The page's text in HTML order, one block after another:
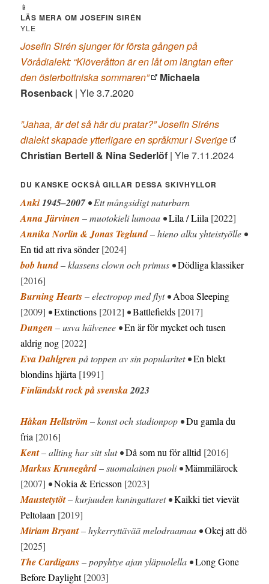
📱
LÄS MERA OM JOSEFIN SIRÉN
YLE
Josefin Sirén sjunger för första gången på
Vörådialekt: “Klöveråtton är en låt om längtan efter
den österbottniska sommaren”
Michaela
Rosenback | Yle 3.7.2020
”Jahaa, är det så här du pratar?” Josefin Siréns
dialekt skapade ytterligare en språkmur i Sverige
Christian Bertell & Nina Sederlöf | Yle 7.11.2024
DU KANSKE OCKSÅ GILLAR DESSA SKIVHYLLOR
Anki1945–2007• Ett mångsidigt naturbarn
Anna Järvinen – muotokieli lumoaa •Lila / Liila [2022]
Annika Norlin & Jonas Teglund– hieno alku yhteistyölle •
En tid att riva sönder[2024]
bob hund– klassens clown och primus •Dödliga klassiker
[2016]
Burning Hearts– electropop med flyt •Aboa Sleeping
[2009] •Extinctions [2012] •Battlefields [2017]
Dungen – usva hälvenee •En är för mycket och tusen
aldrig nog [2022]
Eva Dahlgren på toppen av sin popularitet •En blekt
blondins hjärta [1991]
Finländskt rock på svenska2023
Håkan Hellström– konst och stadionpop •Du gamla du
fria [2016]
Kent– allting har sitt slut •Då som nu för alltid [2016]
Markus Krunegård– suomalainen puoli •Mämmilärock
[2007] •Nokia & Ericsson [2023]
Maustetytöt– kurjuuden kuningattaret •Kaikki tiet vievät
Peltolaan [2019]
Miriam Bryant– hykerryttävää melodraamaa •Okej att dö
[2025]
The Cardigans– popyhtye ajan yläpuolella •Long Gone
Before Daylight[2003]